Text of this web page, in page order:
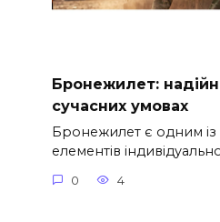
Бронежилет:
сучасних умовах
Бронежилет є одним
елементів
0 4